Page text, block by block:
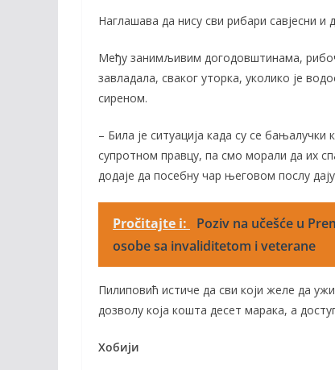
Наглашава да нису сви рибари савјесни
Међу занимљивим догодовштинама,
завладала, сваког уторка, уколико је
сиреном.
– Била је ситуација када су се
супротном правцу, па смо морали да их
додаје да посебну чар његовом послу
Pročitajte i:
Poziv na učešće u
osobe sa invaliditetom i veterane
Пилиповић истиче да сви који желе да
дозволу која кошта десет марака, а
Хобији